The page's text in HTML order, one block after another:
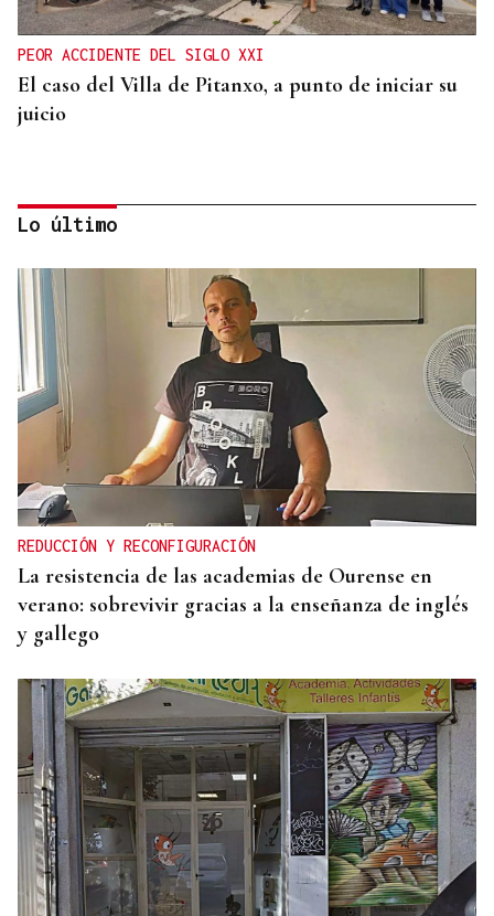
PEOR ACCIDENTE DEL SIGLO XXI
El caso del Villa de Pitanxo, a punto de iniciar su
juicio
ACCIDENTE DE TRÁFICO
Mueren dos personas tras chocar su furgoneta
contra una camión de conservación en la A-6 en
Lugo
Lo último
REDUCCIÓN Y RECONFIGURACIÓN
La resistencia de las academias de Ourense en
verano: sobrevivir gracias a la enseñanza de inglés
y gallego